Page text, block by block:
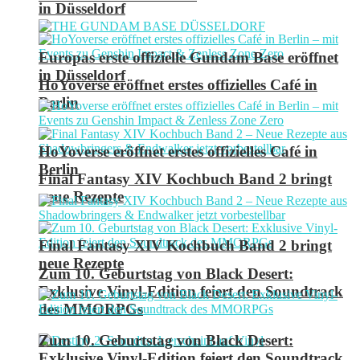
in Düsseldorf
HoYoverse eröffnet erstes offizielles Café in
Berlin
Final Fantasy XIV Kochbuch Band 2 bringt
neue Rezepte
Zum 10. Geburtstag von Black Desert:
Exklusive Vinyl-Edition feiert den Soundtrack
des MMORPGs
Europas erste offizielle Gundam Base eröffnet
in Düsseldorf
HoYoverse eröffnet erstes offizielles Café in
Berlin
Final Fantasy XIV Kochbuch Band 2 bringt
neue Rezepte
Zum 10. Geburtstag von Black Desert: